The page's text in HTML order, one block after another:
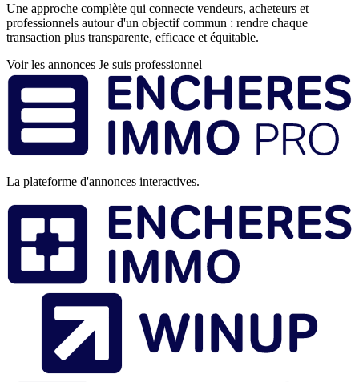
Une approche complète qui connecte vendeurs, acheteurs et
professionnels autour d'un objectif commun : rendre chaque
transaction plus transparente, efficace et équitable.
Voir les annonces Je suis professionnel
Pied
de
page
La plateforme d'annonces interactives.